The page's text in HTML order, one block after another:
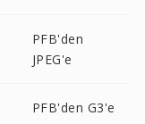
PFB'den
JPEG'e
PFB'den G3'e